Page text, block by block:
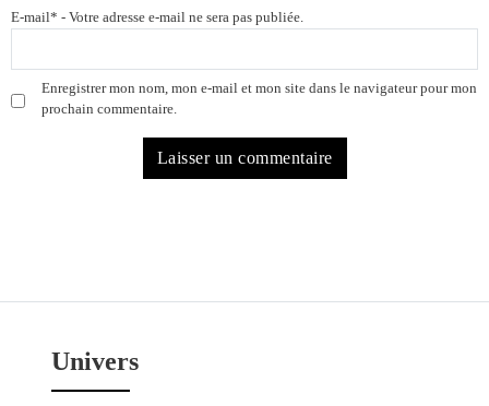
E-mail* - Votre adresse e-mail ne sera pas publiée.
Enregistrer mon nom, mon e-mail et mon site dans le navigateur pour mon
prochain commentaire.
Univers